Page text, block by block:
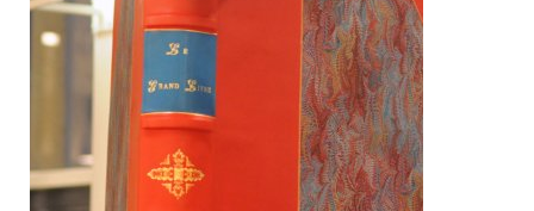
Marco Berrettini
Maria Eugenia Lopez Valenzuela
Maria Grazia Noce
Maud Le Pladec
Maxime Gomard
Melanie Venino
Michèle Prélonge
Montaine Chevalier